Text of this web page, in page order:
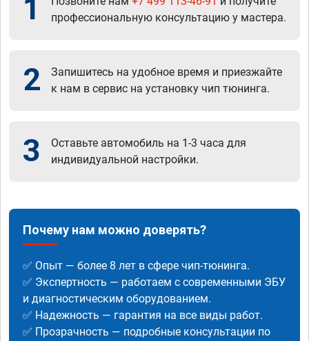
1
профессиональную консультацию у мастера.
2
Запишитесь на удобное время и приезжайте
к нам в сервис на установку чип тюнинга.
3
Оставьте автомобиль на 1-3 часа для
индивидуальной настройки.
Почему нам можно доверять?
✅ Опыт — более 8 лет в сфере чип-тюнинга.
✅ Экспертность — работаем с современными ЭБУ
и диагностическим оборудованием.
✅ Надежность — гарантия на все виды работ.
✅ Прозрачность — подробные консультации по